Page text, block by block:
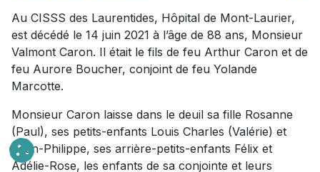
Au CISSS des Laurentides, Hôpital de Mont-Laurier,
est décédé le 14 juin 2021 à l’âge de 88 ans, Monsieur
Valmont Caron. Il était le fils de feu Arthur Caron et de
feu Aurore Boucher, conjoint de feu Yolande
Marcotte.
Monsieur Caron laisse dans le deuil sa fille Rosanne
(Paul), ses petits-enfants Louis Charles (Valérie) et
Jean-Philippe, ses arrière-petits-enfants Félix et
Adélie-Rose, les enfants de sa conjointe et leurs